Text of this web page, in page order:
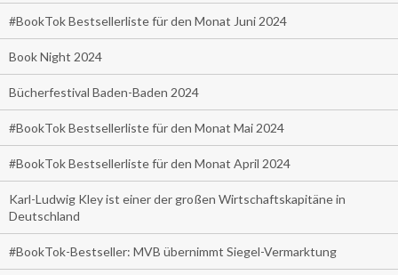
#BookTok Bestsellerliste für den Monat Juni 2024
Book Night 2024
Bücherfestival Baden-Baden 2024
#BookTok Bestsellerliste für den Monat Mai 2024
#BookTok Bestsellerliste für den Monat April 2024
Karl-Ludwig Kley ist einer der großen Wirtschaftskapitäne in
Deutschland
#BookTok-Bestseller: MVB übernimmt Siegel-Vermarktung